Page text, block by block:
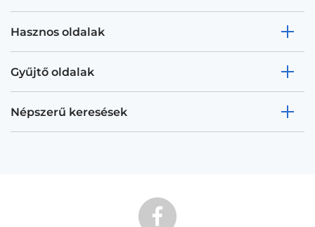
Hasznos oldalak
Gyűjtő oldalak
Népszerű keresések